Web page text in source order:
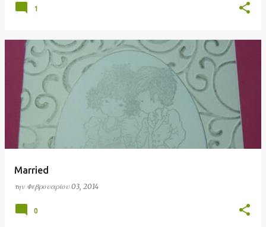
1
Married
την Φεβρουαρίου 03, 2014
0